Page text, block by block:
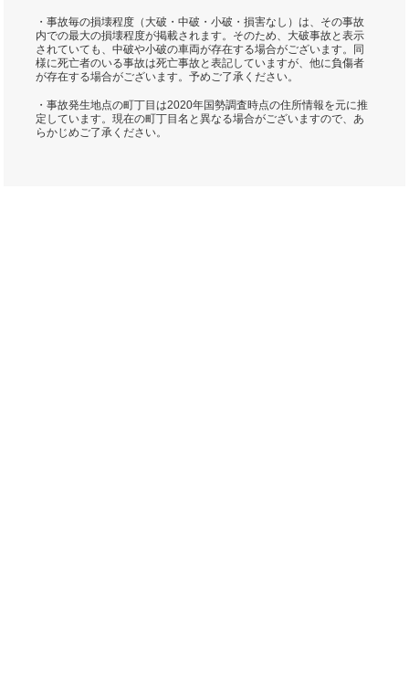
・事故毎の損壊程度（大破・中破・小破・損害なし）は、その事故
内での最大の損壊程度が掲載されます。そのため、大破事故と表示
されていても、中破や小破の車両が存在する場合がございます。同
様に死亡者のいる事故は死亡事故と表記していますが、他に負傷者
が存在する場合がございます。予めご了承ください。
・事故発生地点の町丁目は2020年国勢調査時点の住所情報を元に推
定しています。現在の町丁目名と異なる場合がございますので、あ
らかじめご了承ください。